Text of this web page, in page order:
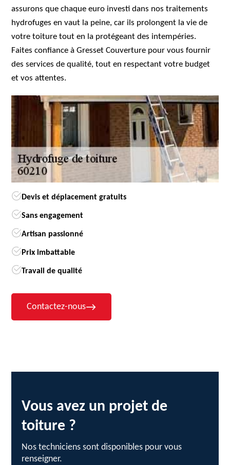
assurons que chaque euro investi dans nos traitements
hydrofuges en vaut la peine, car ils prolongent la vie de
votre toiture tout en la protégeant des intempéries.
Faites confiance à Gresset Couverture pour vous fournir
des services de qualité, tout en respectant votre budget
et vos attentes.
Devis et déplacement gratuits
Sans engagement
Artisan passionné
Prix imbattable
Travail de qualité
Contactez-nous
Vous avez un projet de
toiture ?
Nos techniciens sont disponibles pour vous
renseigner.